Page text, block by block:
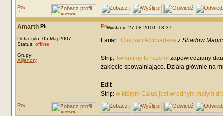
Amarth
Dołączyła: 05 Maj 2007
Status: offline
Grupy:
Alijenoty
Wysłany: 27-08-2010, 13:37
Fanart: Caiusa i Alcibiadesaz Shadow Magic
Strip: Twixnijmy to razem!zapowiedziany
zaklęcie spowalniające. Działa głównie na
Edit:
Strip: w którym Caius jest wrednym małym